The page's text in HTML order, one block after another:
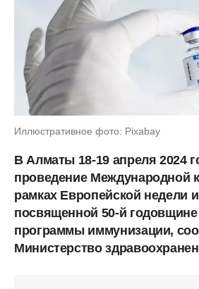
Иллюстративное фото: Pixabay
В Алматы 18-19 апреля 2024
проведение Международной
рамках Европейской недели
посвященной 50-й
программы иммунизации,
Министерство